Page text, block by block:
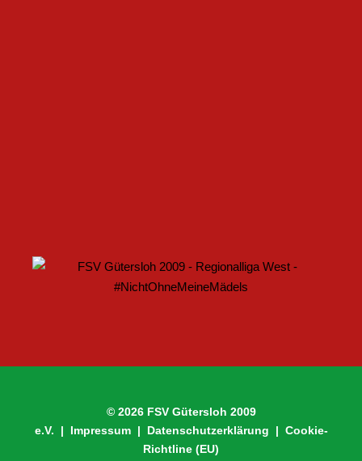
© 2026 FSV Gütersloh 2009
e.V. | Impressum| Datenschutzerklärung | Cookie-
Richtline (EU)